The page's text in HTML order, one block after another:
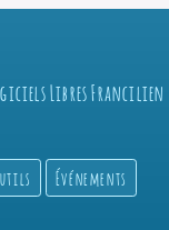
Libres Francilien
Événements